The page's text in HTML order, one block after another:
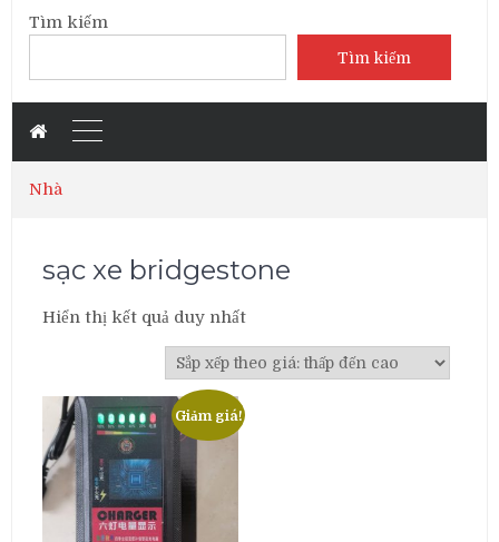
Tìm kiếm
Tìm kiếm
Nhà
sạc xe bridgestone
Hiển thị kết quả duy nhất
Giảm giá!